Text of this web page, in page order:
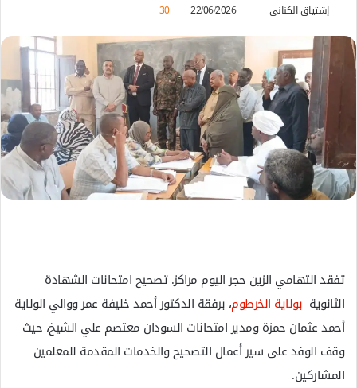
إشتياق الكناني
ل
ب
ر
ي
د
ا
إ
ل
و
ي
ا
22/06/2026
30
تفقد التهامي الزين حجر اليوم مراكز. تصحيح امتحانات الشهادة
الثانوية بولاية الخرطوم، برفقة الدكتور أحمد خليفة عمر ووالي الولاية
أحمد عثمان حمزة ومدير امتحانات السودان معتصم علي الشيخ، حيث
وقف الوفد على سير أعمال التصحيح والخدمات المقدمة للمعلمين
المشاركين.